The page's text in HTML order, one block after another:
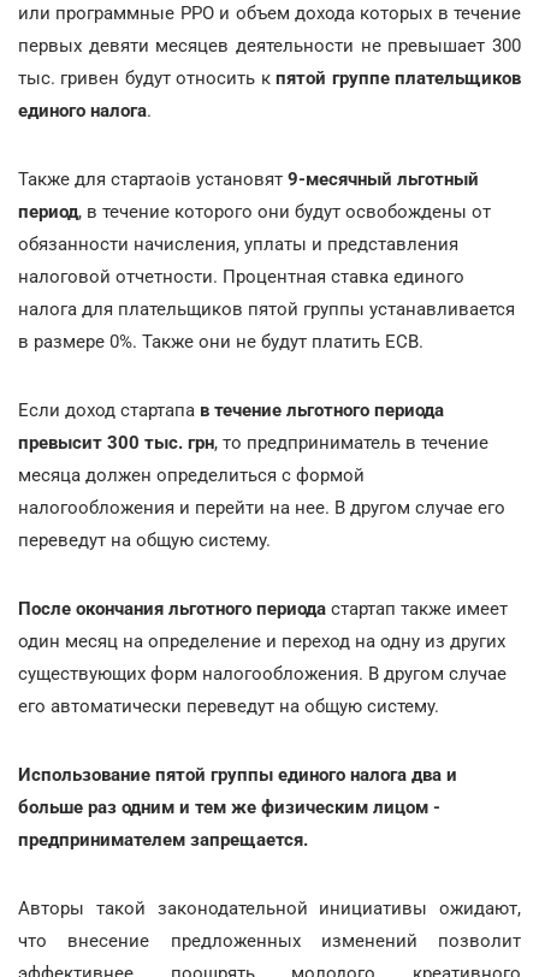
или программные РРО и объем дохода которых в течение
первых девяти месяцев деятельности не превышает 300
тыс. гривен будут относить кпятой группе плательщиков
единого налога.
Также для стартаоів установят 9-месячный льготный
период, в течение которого они будут освобождены от
обязанности начисления, уплаты и представления
налоговой отчетности. Процентная ставка единого
налога для плательщиков пятой группы устанавливается
в размере 0%. Также они не будут платить ЕСВ.
Если доход стартапа в течение льготного периода
превысит 300 тыс. грн, то предприниматель в течение
месяца должен определиться с формой
налогообложения и перейти на нее. В другом случае его
переведут на общую систему.
После окончания льготного периода стартап также имеет
один месяц на определение и переход на одну из других
существующих форм налогообложения. В другом случае
его автоматически переведут на общую систему.
Использование пятой группы единого налога два и
больше раз одним и тем же физическим лицом -
предпринимателем запрещается.
Авторы такой законодательной инициативы ожидают,
что внесение предложенных изменений позволит